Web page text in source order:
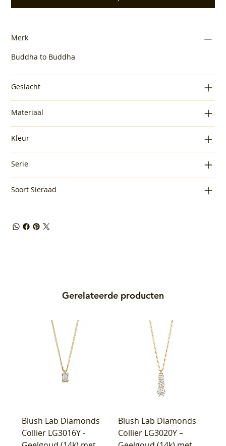
Merk
Buddha to Buddha
Geslacht
Materiaal
Kleur
Serie
Soort Sieraad
Gerelateerde producten
Blush Lab Diamonds
Collier LG3016Y -
Blush Lab Diamonds
Collier LG3020Y –